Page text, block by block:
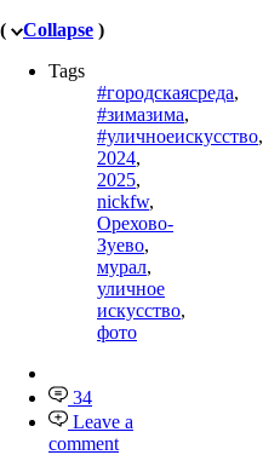
(
Collapse )
Tags
#городскаясреда,
#зимазима,
#уличноеискусство,
2024,
2025,
nickfw,
Орехово-
Зуево,
мурал,
уличное
искусство,
фото
34
Leave a
comment